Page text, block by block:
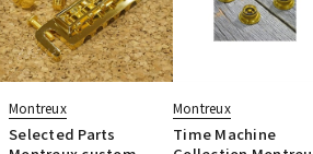
Montreux
Selected Parts
Montreux
Time Machine